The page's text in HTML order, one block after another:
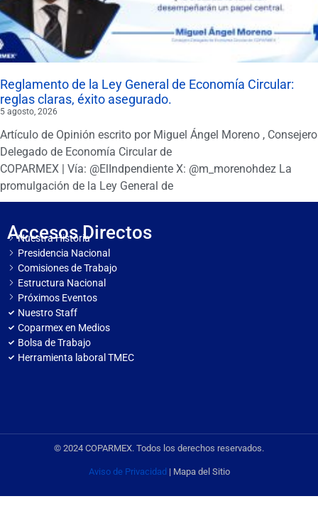
Reglamento de la Ley General de Economía Circular:
reglas claras, éxito asegurado.
5 agosto, 2026
Artículo de Opinión escrito por Miguel Ángel Moreno , Consejero
Delegado de Economía Circular de
COPARMEX | Vía: @ElIndpendiente X: @m_morenohdez La
promulgación de la Ley General de
Accesos Directos
Nuestra Historia
Presidencia Nacional
Comisiones de Trabajo
Estructura Nacional
Próximos Eventos
Nuestro Staff
Coparmex en Medios
Bolsa de Trabajo
Herramienta laboral TMEC
© 2024 COPARMEX. Todos los derechos reservados.
Aviso de Privacidad | Mapa del Sitio